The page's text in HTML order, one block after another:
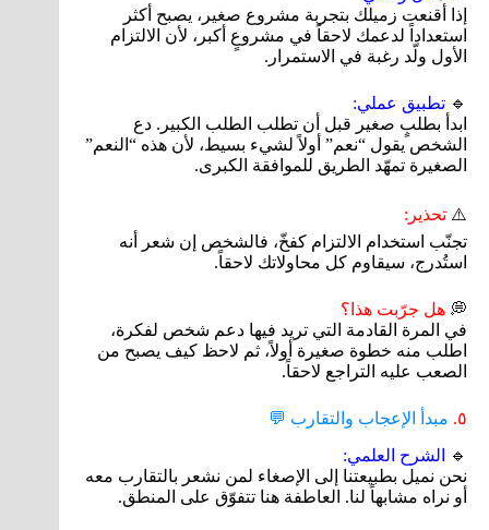
إذا أقنعت زميلك بتجربة مشروع صغير، يصبح أكثر
استعداداً لدعمك لاحقاً في مشروعٍ أكبر، لأن الالتزام
الأول ولّد رغبة في الاستمرار.
🔹 تطبيق عملي:
ابدأ بطلبٍ صغير قبل أن تطلب الطلب الكبير. دع
الشخص يقول “نعم” أولاً لشيء بسيط، لأن هذه “النعم”
الصغيرة تمهّد الطريق للموافقة الكبرى.
⚠️ تحذير:
تجنّب استخدام الالتزام كفخّ، فالشخص إن شعر أنه
استُدرج، سيقاوم كل محاولاتك لاحقاً.
💭 هل جرّبت هذا؟
في المرة القادمة التي تريد فيها دعم شخص لفكرة،
اطلب منه خطوة صغيرة أولاً، ثم لاحظ كيف يصبح من
الصعب عليه التراجع لاحقاً.
٥. مبدأ الإعجاب والتقارب 💬
🔹
الشرح العلمي:
نحن نميل بطبيعتنا إلى الإصغاء لمن نشعر بالتقارب معه
أو نراه مشابهاً لنا. العاطفة هنا تتفوّق على المنطق.